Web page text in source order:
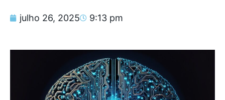
julho 26, 2025 9:13 pm